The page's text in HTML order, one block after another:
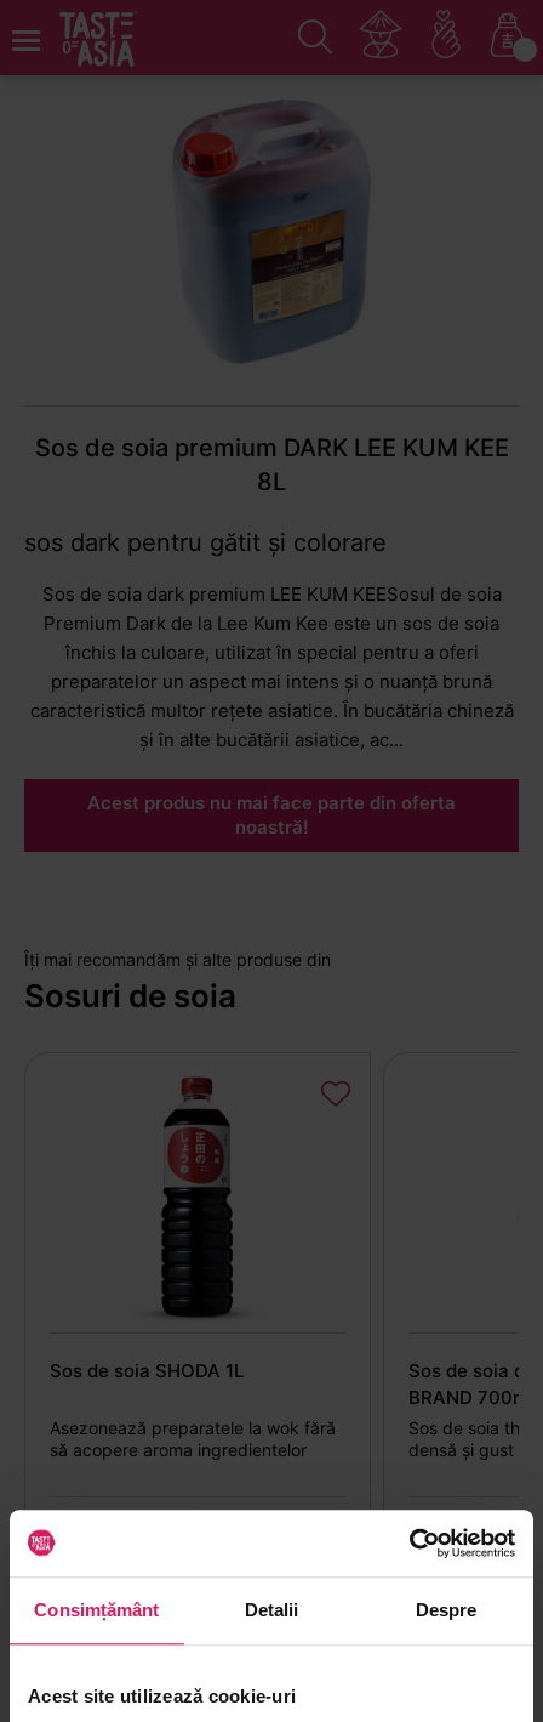
Consimțământ Detalii Despre
Acest site utilizează cookie-uri
Acasă Sosuri, uleiuri, lapte de cocos Sosuri de soia
Sos de soia premium DARK LEE KUM KEE
8L
sos dark pentru gătit și colorare
Sos de soia dark premium LEE KUM KEESosul de soia
Premium Dark de la Lee Kum Kee este un sos de soia
închis la culoare, utilizat în special pentru a oferi
preparatelor un aspect mai intens și o nuanță brună
caracteristică multor rețete asiatice. În bucătăria chineză
și în alte bucătării asiatice, ac...
Acest produs nu mai face parte din oferta
noastră!
Îți mai recomandăm și alte produse din
Sosuri de soia
Sos de soia SHODA 1L
Asezonează preparatele la wok fără
să acopere aroma ingredientelor
32
Sos de soia
BRAND 700ml
Sos de soia
densă și gust
3700 lei